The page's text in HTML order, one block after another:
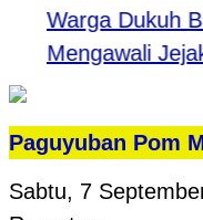
Warga Dukuh
Mengawali Jejak
Paguyuban Pom
Sabtu, 7